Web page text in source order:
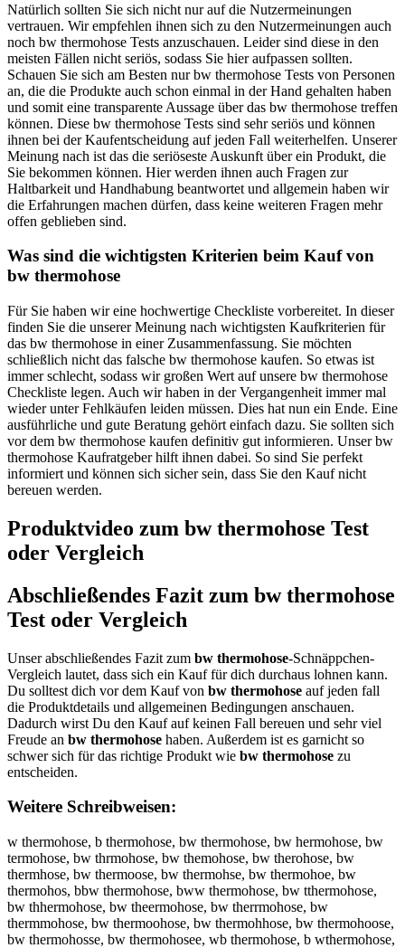
Natürlich sollten Sie sich nicht nur auf die Nutzermeinungen
vertrauen. Wir empfehlen ihnen sich zu den Nutzermeinungen auch
noch bw thermohose Tests anzuschauen. Leider sind diese in den
meisten Fällen nicht seriös, sodass Sie hier aufpassen sollten.
Schauen Sie sich am Besten nur bw thermohose Tests von Personen
an, die die Produkte auch schon einmal in der Hand gehalten haben
und somit eine transparente Aussage über das bw thermohose treffen
können. Diese bw thermohose Tests sind sehr seriös und können
ihnen bei der Kaufentscheidung auf jeden Fall weiterhelfen. Unserer
Meinung nach ist das die seriöseste Auskunft über ein Produkt, die
Sie bekommen können. Hier werden ihnen auch Fragen zur
Haltbarkeit und Handhabung beantwortet und allgemein haben wir
die Erfahrungen machen dürfen, dass keine weiteren Fragen mehr
offen geblieben sind.
Was sind die wichtigsten Kriterien beim Kauf von
bw thermohose
Für Sie haben wir eine hochwertige Checkliste vorbereitet. In dieser
finden Sie die unserer Meinung nach wichtigsten Kaufkriterien für
das bw thermohose in einer Zusammenfassung. Sie möchten
schließlich nicht das falsche bw thermohose kaufen. So etwas ist
immer schlecht, sodass wir großen Wert auf unsere bw thermohose
Checkliste legen. Auch wir haben in der Vergangenheit immer mal
wieder unter Fehlkäufen leiden müssen. Dies hat nun ein Ende. Eine
ausführliche und gute Beratung gehört einfach dazu. Sie sollten sich
vor dem bw thermohose kaufen definitiv gut informieren. Unser bw
thermohose Kaufratgeber hilft ihnen dabei. So sind Sie perfekt
informiert und können sich sicher sein, dass Sie den Kauf nicht
bereuen werden.
Produktvideo zum bw thermohose Test
oder Vergleich
Abschließendes Fazit zum bw thermohose
Test oder Vergleich
Unser abschließendes Fazit zum bw thermohose-Schnäppchen-
Vergleich lautet, dass sich ein Kauf für dich durchaus lohnen kann.
Du solltest dich vor dem Kauf von bw thermohose auf jeden fall
die Produktdetails und allgemeinen Bedingungen anschauen.
Dadurch wirst Du den Kauf auf keinen Fall bereuen und sehr viel
Freude an bw thermohose haben. Außerdem ist es garnicht so
schwer sich für das richtige Produkt wie bw thermohose zu
entscheiden.
Weitere Schreibweisen:
w thermohose, b thermohose, bw thermohose, bw hermohose, bw
termohose, bw thrmohose, bw themohose, bw therohose, bw
thermhose, bw thermoose, bw thermohse, bw thermohoe, bw
thermohos, bbw thermohose, bww thermohose, bw tthermohose,
bw thhermohose, bw theermohose, bw therrmohose, bw
thermmohose, bw thermoohose, bw thermohhose, bw thermohoose,
bw thermohosse, bw thermohosee, wb thermohose, b wthermohose,